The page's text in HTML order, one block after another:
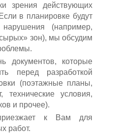
зрения действующих
в планировке будут
(например,
зон), мы обсудим
документов, которые
перед разработкой
(поэтажные планы,
технические условия,
и прочее).
к Вам для
работ.